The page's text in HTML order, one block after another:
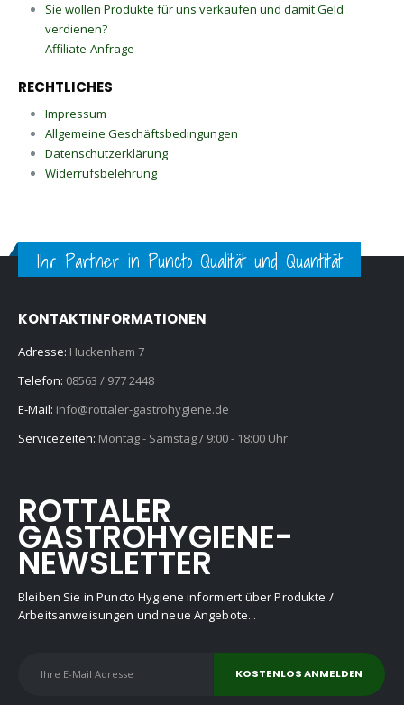
Sie wollen Produkte für uns verkaufen und damit Geld
verdienen?
Affiliate-Anfrage
RECHTLICHES
Impressum
Allgemeine Geschäftsbedingungen
Datenschutzerklärung
Widerrufsbelehrung
Ihr Partner in Puncto Qualität und Quantität
KONTAKTINFORMATIONEN
Adresse: Huckenham 7
Telefon: 08563 / 977 2448
E-Mail: info@rottaler-gastrohygiene.de
Servicezeiten: Montag - Samstag / 9:00 - 18:00 Uhr
ROTTALER
GASTROHYGIENE-
NEWSLETTER
Bleiben Sie in Puncto Hygiene informiert über Produkte /
Arbeitsanweisungen und neue Angebote...